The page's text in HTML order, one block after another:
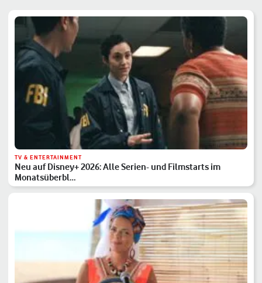
TV & ENTERTAINMENT
Neu auf Disney+ 2026: Alle Serien- und Filmstarts im
Monatsüberbl…